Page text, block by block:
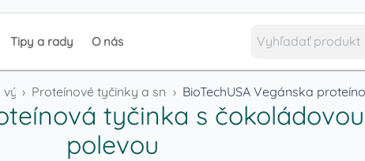
Tipy a rady O nás
› Proteínové tyčinky a snacky
›
tyčinka s
polevou